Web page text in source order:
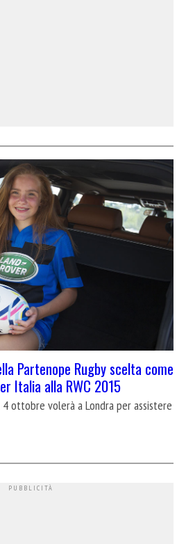
Partenope Rugby scelta come
Italia alla RWC 2015
4 ottobre volerà a Londra per assistere